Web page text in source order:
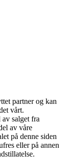
partner og kan
vårt.
salget fra
av våre
på denne siden
eller på annen